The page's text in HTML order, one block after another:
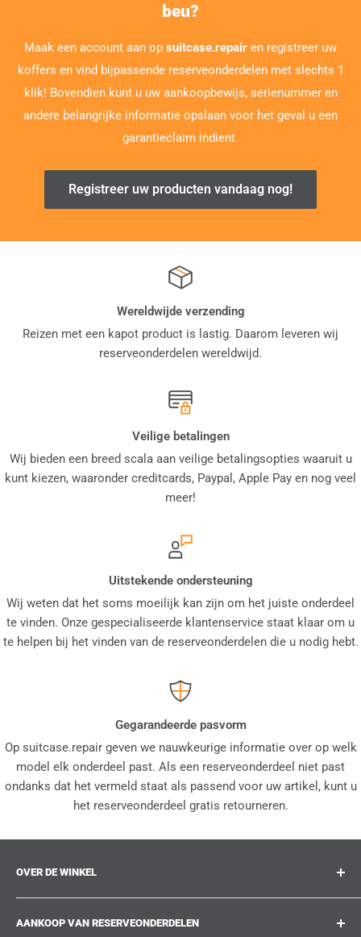
beu?
Maak een account aan op suitcase.repair en registreer uw
koffers en vind bijpassende reserveonderdelen met slechts 1
klik! Bovendien kunt u uw aankoopbewijs, serienummer en
andere belangrijke informatie opslaan voor het geval u een
garantieclaim indient.
Registreer uw producten vandaag nog!
Wereldwijde verzending
Reizen met een kapot product is lastig. Daarom leveren wij
reserveonderdelen wereldwijd.
Veilige betalingen
Wij bieden een breed scala aan veilige betalingsopties waaruit u
kunt kiezen, waaronder creditcards, Paypal, Apple Pay en nog veel
meer!
Uitstekende ondersteuning
Wij weten dat het soms moeilijk kan zijn om het juiste onderdeel
te vinden. Onze gespecialiseerde klantenservice staat klaar om u
te helpen bij het vinden van de reserveonderdelen die u nodig hebt.
Gegarandeerde pasvorm
Op suitcase.repair geven we nauwkeurige informatie over op welk
model elk onderdeel past. Als een reserveonderdeel niet past
ondanks dat het vermeld staat als passend voor uw artikel, kunt u
het reserveonderdeel gratis retourneren.
OVER DE WINKEL
reserveonderdelen, accessoires en upgrades voor uw
AANKOOP VAN RESERVEONDERDELEN